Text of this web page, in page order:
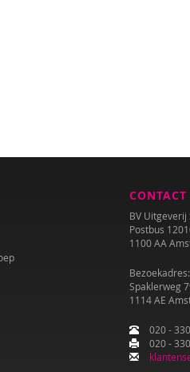
CONTACT
BV Uitgeverij
Postbus
1100 AA
Bezoekadres:
Spaklerweg
1114 AE
020 -
020 -